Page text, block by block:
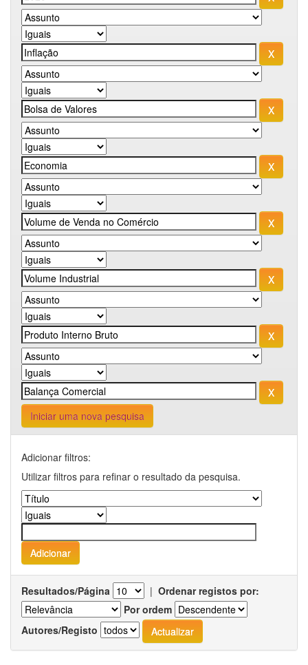
Iniciar uma nova pesquisa
Adicionar filtros:
Utilizar filtros para refinar o resultado da pesquisa.
Resultados/Página | Ordenar registos por:
Por ordem
Autores/Registo